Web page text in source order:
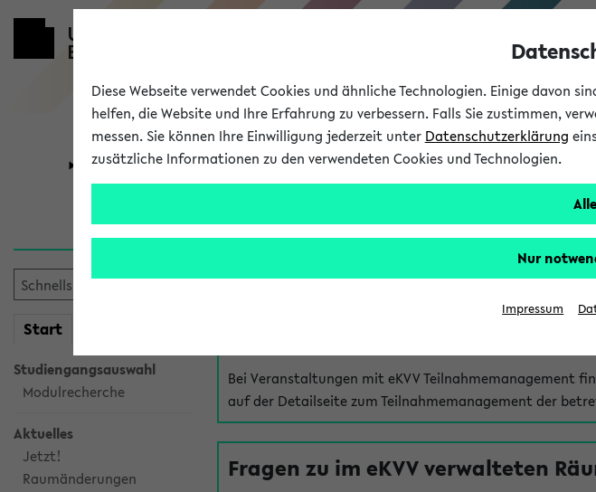
Universität Forschung Studium
Start
Studiengangsauswahl
Modulrecherche
Aktuelles
Jetzt!
Raumänderungen
Hilfe & Kontakt
Bei Veranstaltungen mit eKVV Teilnahmemanagement
auf der Detailseite zum Teilnahmemanagement der
Fragen zu im eKVV verwalteten
Diese Webseite verwendet Cookies und ähnliche Technologien. Einige davon
helfen, die Website und Ihre Erfahrung zu verbessern. Falls Sie zustimmen,
messen. Sie können Ihre Einwilligung jederzeit unter Datenschutzerklärung
zusätzliche Informationen zu den verwendeten Cookies und Technologien.
Nur
Impressum